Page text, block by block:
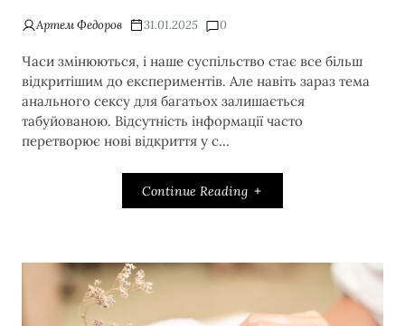
Артем Федоров 31.01.2025 0
Часи змінюються, і наше суспільство стає все більш
відкритішим до експериментів. Але навіть зараз тема
анального сексу для багатьох залишається
табуйованою. Відсутність інформації часто
перетворює нові відкриття у с...
Continue Reading